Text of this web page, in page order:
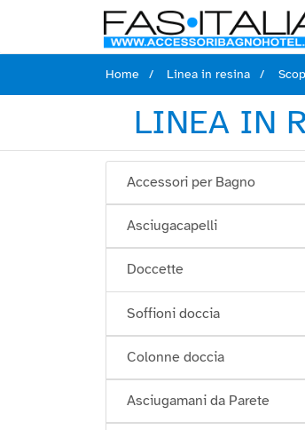
Home Linea in resina
LINEA IN
Accessori per Bagno
Asciugacapelli
Doccette
Soffioni doccia
Colonne doccia
Asciugamani da Parete